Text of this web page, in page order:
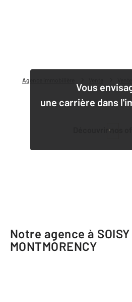
Agence immobilière
Vous
une carrière dans
Découvrir nos
Notre agence à SOISY
MONTMORENCY